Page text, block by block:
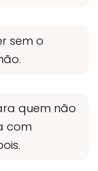
sem o
quem não
com